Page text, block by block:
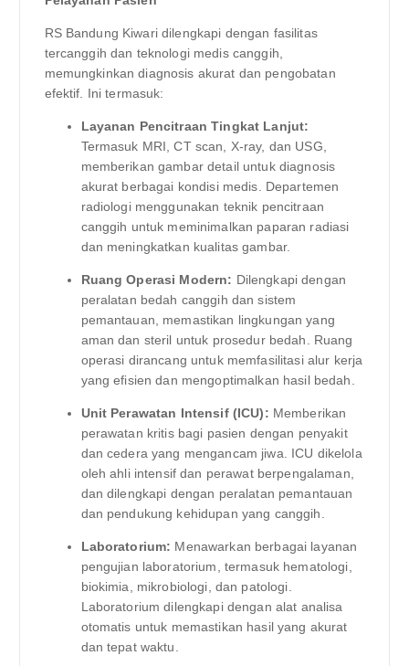
RS Bandung Kiwari dilengkapi dengan fasilitas
tercanggih dan teknologi medis canggih,
memungkinkan diagnosis akurat dan pengobatan
efektif. Ini termasuk:
Layanan Pencitraan Tingkat Lanjut:
Termasuk MRI, CT scan, X-ray, dan USG,
memberikan gambar detail untuk diagnosis
akurat berbagai kondisi medis. Departemen
radiologi menggunakan teknik pencitraan
canggih untuk meminimalkan paparan radiasi
dan meningkatkan kualitas gambar.
Ruang Operasi Modern: Dilengkapi dengan
peralatan bedah canggih dan sistem
pemantauan, memastikan lingkungan yang
aman dan steril untuk prosedur bedah. Ruang
operasi dirancang untuk memfasilitasi alur kerja
yang efisien dan mengoptimalkan hasil bedah.
Unit Perawatan Intensif (ICU): Memberikan
perawatan kritis bagi pasien dengan penyakit
dan cedera yang mengancam jiwa. ICU dikelola
oleh ahli intensif dan perawat berpengalaman,
dan dilengkapi dengan peralatan pemantauan
dan pendukung kehidupan yang canggih.
Laboratorium: Menawarkan berbagai layanan
pengujian laboratorium, termasuk hematologi,
biokimia, mikrobiologi, dan patologi.
Laboratorium dilengkapi dengan alat analisa
otomatis untuk memastikan hasil yang akurat
dan tepat waktu.